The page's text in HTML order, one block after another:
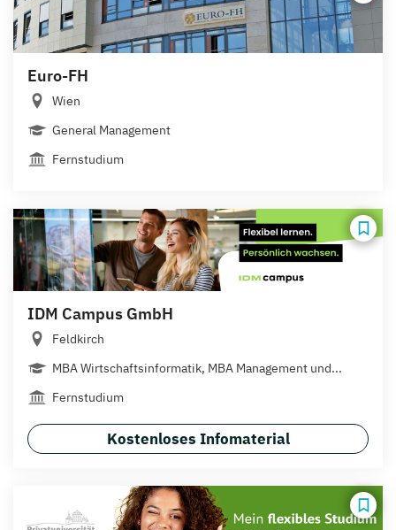
Euro-FH
Wien
General Management
Fernstudium
IDM Campus GmbH
Feldkirch
MBA Wirtschaftsinformatik, MBA Management und...
Fernstudium
Kostenloses Infomaterial